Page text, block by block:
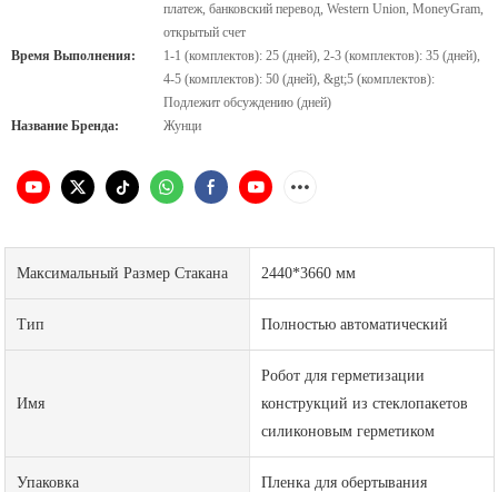
платеж, банковский перевод, Western Union, MoneyGram,
открытый счет
Время Выполнения:
1-1 (комплектов): 25 (дней), 2-3 (комплектов): 35 (дней),
4-5 (комплектов): 50 (дней), &gt;5 (комплектов):
Подлежит обсуждению (дней)
Название Бренда:
Жунци
Максимальный Размер Стакана 2440*3660 мм
Тип Полностью автоматический
Имя
Робот для герметизации
конструкций из стеклопакетов
силиконовым герметиком
Упаковка Пленка для обертывания